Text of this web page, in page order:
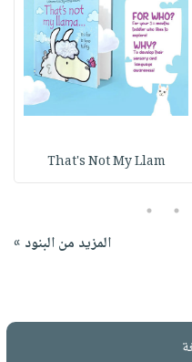
That's Not My Llam
4
5
المزيد من البنود »